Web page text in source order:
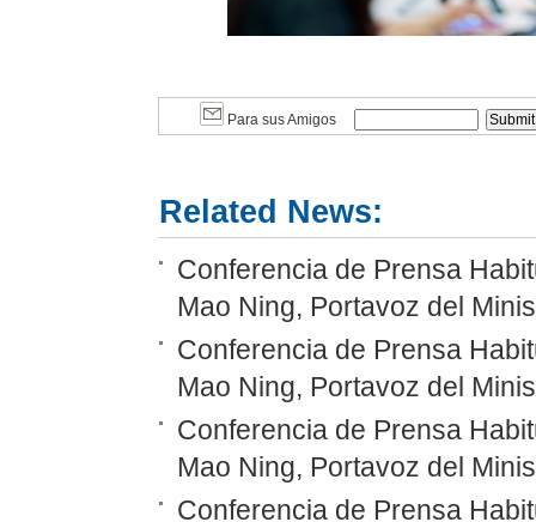
Para sus Amigos
Related News:
Conferencia de Prensa
Mao Ning, Portavoz del
Conferencia de Prensa
Mao Ning, Portavoz del
Conferencia de Prensa
Mao Ning, Portavoz del
Conferencia de Prensa